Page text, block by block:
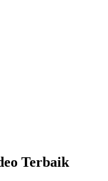
Terbaik